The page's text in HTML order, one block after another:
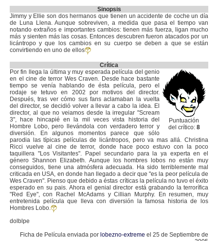
Sinopsis
Jimmy y Ellie son dos hermanos que tienen un accidente de coche un día
de Luna Llena. Aunque sobreviven, a medida que pasa el tiempo van
notando extraños e importantes cambios: tienen más fuerza, ligan mucho
más y sienten más las cosas. Entonces descubren fueron atacados por un
licántropo y que los cambios en su cuerpo se deben a que se están
convirtiendo en uno de ellos
Crítica
Puntuación
del crítico: 8
Por fin llega la última y muy esperada película del genio
en el cine de terror Wes Craven. Desde hace bastante
tiempo se venía hablando de ésta película, pero el
rodaje se tetuvo en 2002 por motivos del director.
Después, tras ver cómo sus fans aclamaban la vuelta
del director, se decidió volver a llevar a cabo la idea. El
director, al que no veiamos desde la irregular "Scream
3", hace hincapié en la mil veces vista historia del
Hombre Lobo, pero llevándola con verdadero terror y
diversión. En algunos momentos parece que sólo
parodia las típicas películas de licántropos, pero va mas allá. Christina
Ricci vuelve al cine de terror, donde hace poco estuvo con la poco
taquillera "Los Visitantes". Papel secundario para la ya experta en el
género Shannon Elizabeth. Aunque los hombres lobos no están muy
conseguidos, tiene una atmósfera adecuada. Ha sido terriblemente mal
criticada en USA, en donde han llegado a decir que "es la peor película de
Wes Craven". Pienso que debido a éstas críticas la película no tuvo el éxito
esperado en su pais. Ahora el genial director está grabando la terrorífica
"Red Eye", con Rachel McAdams y Cillian Murphy. En resumen, muy
entretenida película que lleva con diversión la famosa historia de los
Hombres Lobo.
dolblpe
Ficha de Película enviada por lobezno-extreme el 25 de Septiembre de